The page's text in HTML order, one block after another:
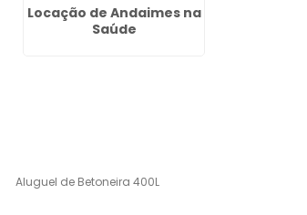
Locação de Andaimes na
Saúde
Aluguel de Betoneira 400L